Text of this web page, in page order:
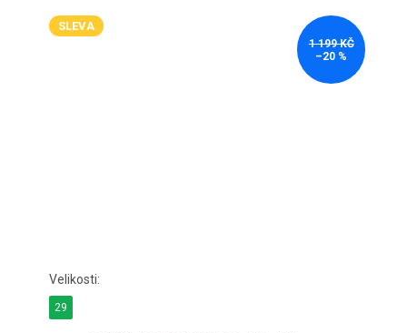
SLEVA
1 199 KČ
–20 %
29